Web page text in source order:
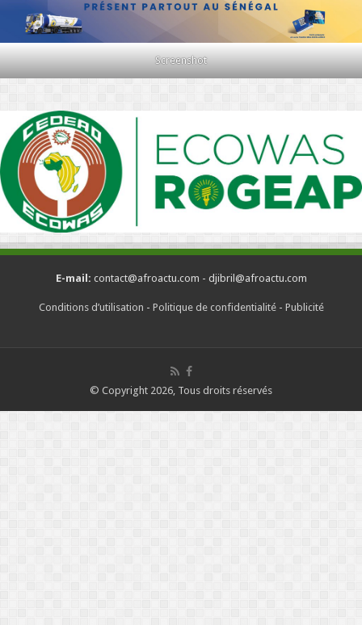
Screenshot
E-mail: contact@afroactu.com - djibril@afroactu.com
Conditions d’utilisation - Politique de confidentialité- Publicité
© Copyright 2026, Tous droits réservés